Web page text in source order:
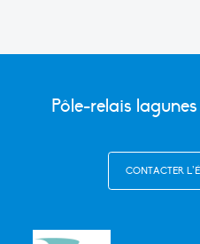
Pôle-relais
CONTACTER